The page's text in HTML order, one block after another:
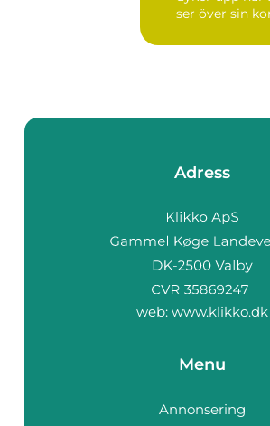
ser över sin
Adress
web: www.klikko.dk
Menu
Annonsering